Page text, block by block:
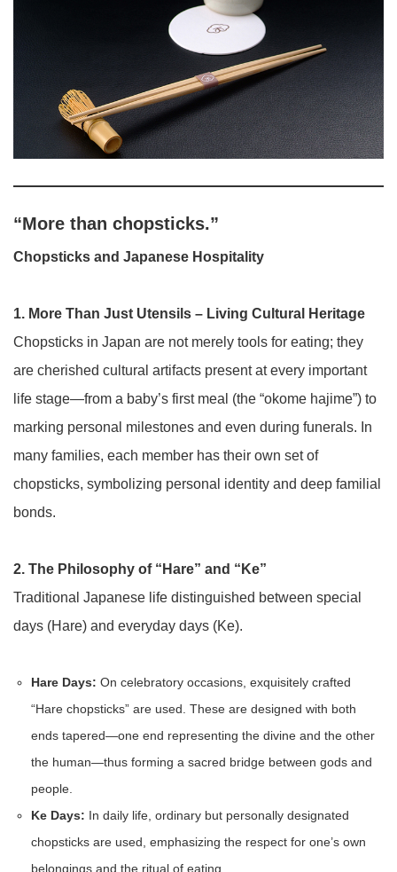
“More than chopsticks.”
Chopsticks and Japanese Hospitality
1. More Than Just Utensils – Living Cultural Heritage
Chopsticks in Japan are not merely tools for eating; they
are cherished cultural artifacts present at every important
life stage—from a baby’s first meal (the “okome hajime”) to
marking personal milestones and even during funerals. In
many families, each member has their own set of
chopsticks, symbolizing personal identity and deep familial
bonds.
2. The Philosophy of “Hare” and “Ke”
Traditional Japanese life distinguished between special
days (Hare) and everyday days (Ke).
Hare Days: On celebratory occasions, exquisitely crafted
“Hare chopsticks” are used. These are designed with both
ends tapered—one end representing the divine and the other
the human—thus forming a sacred bridge between gods and
people.
Ke Days: In daily life, ordinary but personally designated
chopsticks are used, emphasizing the respect for one’s own
belongings and the ritual of eating.